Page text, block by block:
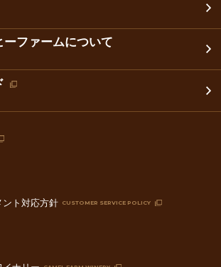
ーファームについて
ント対応方針 CUSTOMER SERVICE POLICY